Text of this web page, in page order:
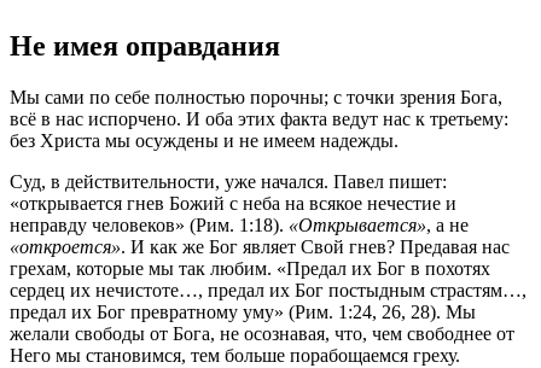
Не имея оправдания
Мы сами по себе полностью порочны; с точки зрения Бога,
всё в нас испорчено. И оба этих факта ведут нас к третьему:
без Христа мы осуждены и не имеем надежды.
Суд, в действительности, уже начался. Павел пишет:
«открывается гнев Божий с неба на всякое нечестие и
неправду человеков» (Рим. 1:18). «Открывается», а не
«откроется». И как же Бог являет Свой гнев? Предавая нас
грехам, которые мы так любим. «Предал их Бог в похотях
сердец их нечистоте…, предал их Бог постыдным страстям…,
предал их Бог превратному уму» (Рим. 1:24, 26, 28). Мы
желали свободы от Бога, не осознавая, что, чем свободнее от
Него мы становимся, тем больше порабощаемся греху.